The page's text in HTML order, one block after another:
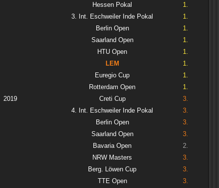
Hessen Pokal
1.
3. Int. Eschweiler Inde Pokal
1.
Berlin Open
1.
Saarland Open
1.
HTU Open
1.
LEM
1.
Euregio Cup
1.
Rotterdam Open
1.
2019
Creti Cup
3.
4. Int. Eschweiler Inde Pokal
3.
Berlin Open
3.
Saarland Open
3.
Bavaria Open
2.
NRW Masters
3.
Berg. Löwen Cup
3.
TTE Open
3.